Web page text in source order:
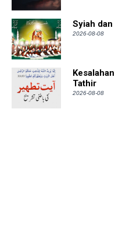
Syiah
2026-08-08
Tathir
2026-08-08